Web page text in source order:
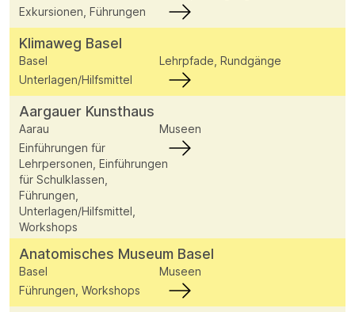
Exkursionen, Führungen
Klimaweg Basel
Basel
Lehrpfade, Rundgänge
Unterlagen/Hilfsmittel
Aargauer Kunsthaus
Aarau
Museen
Einführungen für
Lehrpersonen, Einführungen
für Schulklassen,
Führungen,
Unterlagen/Hilfsmittel,
Workshops
Anatomisches Museum Basel
Basel
Museen
Führungen, Workshops